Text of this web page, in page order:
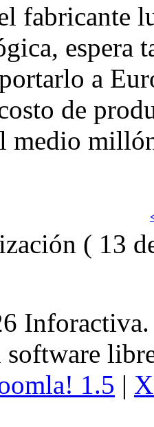
fabricante
espera
a
de
medio
( 13
Inforactiva.
software
1.5 |